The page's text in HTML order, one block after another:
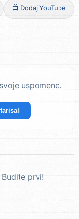
📺 Dodaj YouTube
uspomene.
prvi!